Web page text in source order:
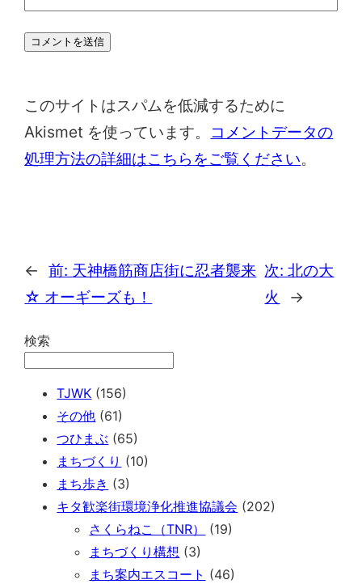
このサイトはスパムを低減するために
Akismet を使っています。
コメントデータの
処理方法の詳細はこちらをご覧ください。
← 前: 天神橋筋商店街に忍者襲来
☆ オーギーズも！
次:北の大
火
→
検索
TJWK (156)
その他 (61)
つひまぶ (65)
まちづくり (10)
まち歩き (3)
キタ歓楽街環境浄化推進協議会 (202)
さくらねこ（TNR）
(19)
まちづくり構想 (3)
まち案内エスコート (46)